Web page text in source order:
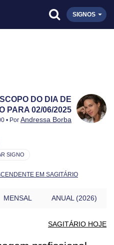
SIGNOS
DO DIA DE
PARA 02/06/2025
• Por Andressa Borba
EM SAGITÁRIO
SIGNO
MENSAL ANUAL (2026)
SAGITÁRIO HOJE